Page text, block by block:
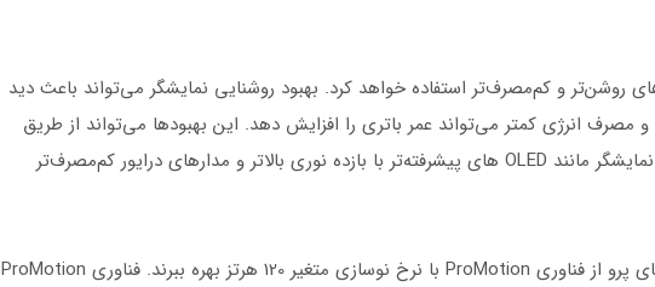
روشن‌تر و کم‌مصرف‌تر استفاده خواهد کرد. بهبود روشنایی نمایشگر می‌تواند باعث دید
مصرف انرژی کمتر می‌تواند عمر باتری را افزایش دهد. این بهبودها می‌تواند از طریق
استفاده از فناوری‌های جدید نمایشگر مانند OLED های پیشرفته‌تر با بازده نوری بالاتر و مدارهای درایور کم‌مصرف‌تر
همچنین، ممکن است مدل‌های پرو از فناوری ProMotion با نرخ نوسازی متغیر 120 هرتز بهره ببرند. فناوری ProMotion